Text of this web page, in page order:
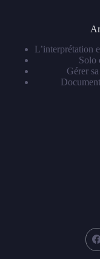
L’interprétation
Solo
Gérer